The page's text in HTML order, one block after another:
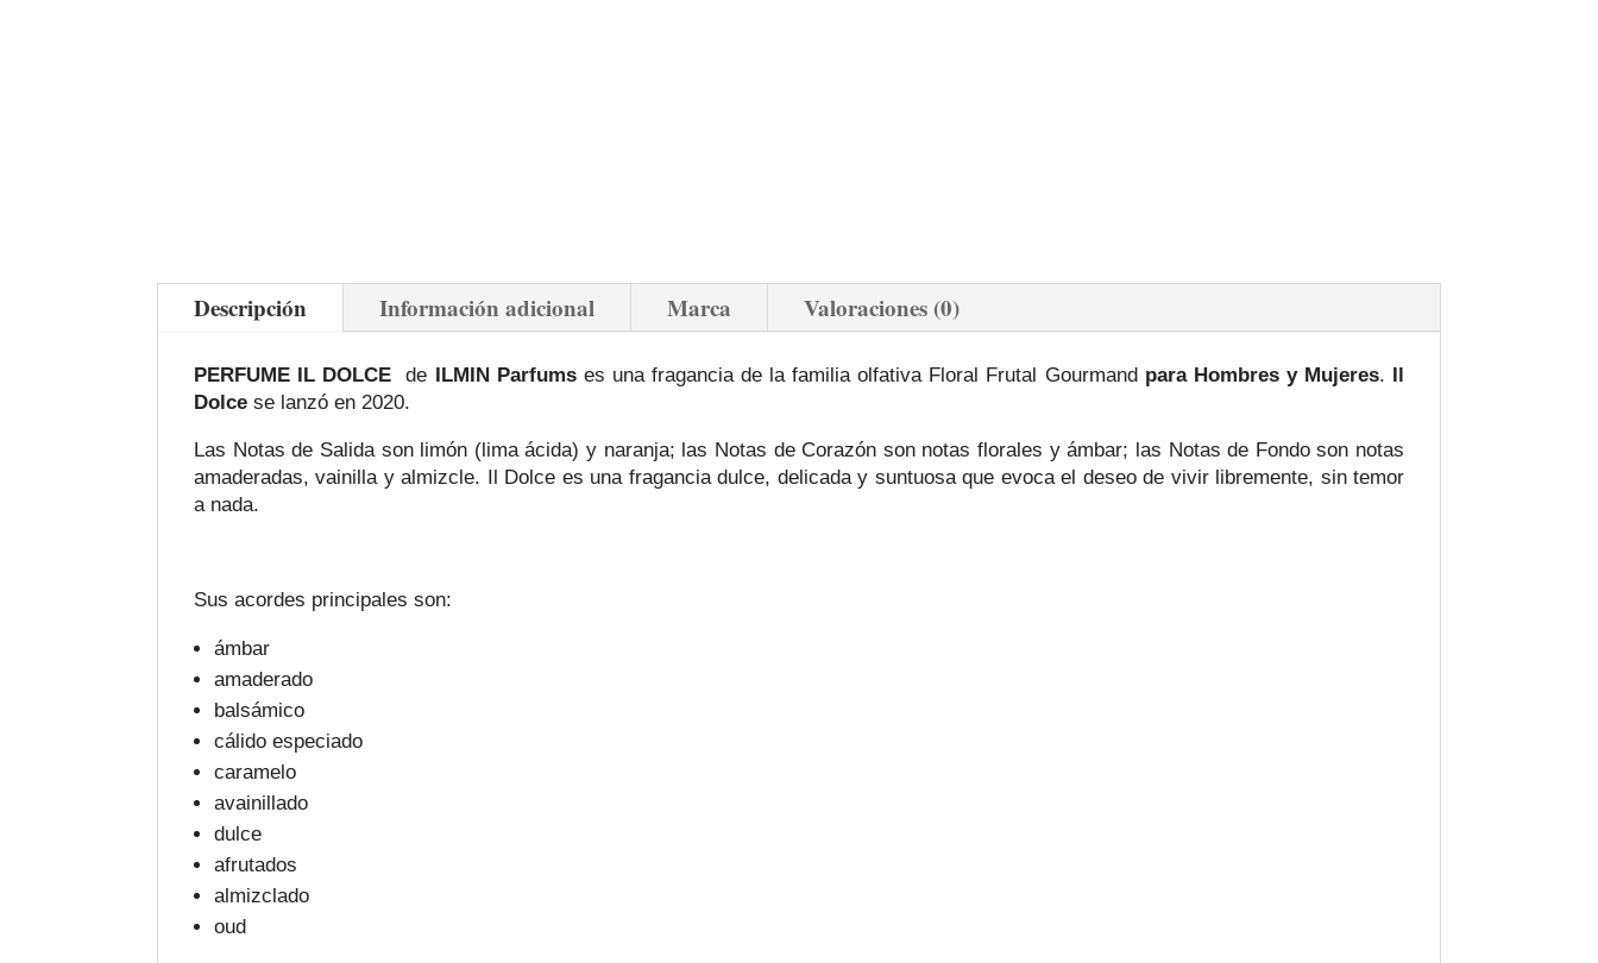
Descripción Información adicional Marca Valoraciones (0)
PERFUME IL DOLCE de ILMIN Parfumses una fragancia de la familia olfativa Floral Frutal Gourmand para Hombres y Mujeres. Il
Dolce se lanzó en 2020.
Las Notas de Salida son limón (lima ácida) y naranja; las Notas de Corazón son notas florales y ámbar; las Notas de Fondo son notas
amaderadas, vainilla y almizcle. Il Dolce es una fragancia dulce, delicada y suntuosa que evoca el deseo de vivir libremente, sin temor
a nada.
Sus acordes principales son:
ámbar
amaderado
balsámico
cálido especiado
caramelo
avainillado
dulce
afrutados
almizclado
oud